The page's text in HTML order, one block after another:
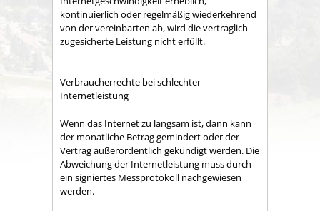
kontinuierlich oder regelmäßig wiederkehrend
von der vereinbarten ab, wird die vertraglich
zugesicherte Leistung nicht erfüllt.
Verbraucherrechte bei schlechter
Internetleistung
Wenn das Internet zu langsam ist, dann kann
der monatliche Betrag gemindert oder der
Vertrag außerordentlich gekündigt werden. Die
Abweichung der Internetleistung muss durch
ein signiertes Messprotokoll nachgewiesen
werden.